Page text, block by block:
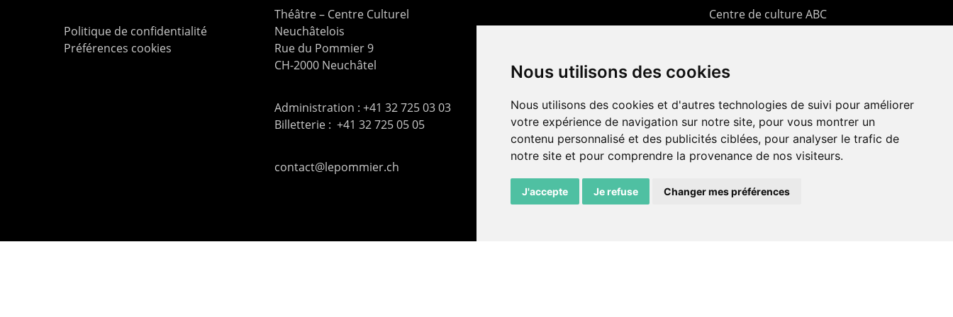
Nous utilisons des cookies
Nous utilisons des cookies et d'autres technologies de suivi pour améliorer
votre expérience de navigation sur notre site, pour vous montrer un
contenu personnalisé et des publicités ciblées, pour analyser le trafic de
notre site et pour comprendre la provenance de nos visiteurs.
J'accepte Je refuse Changer mes préférences
Politique de confidentialité
Préférences cookies
Théâtre – Centre Culturel
Neuchâtelois
Rue du Pommier 9
CH-2000 Neuchâtel
Administration : +41 32 725 03 03
Billetterie : +41 32 725 05 05
contact@lepommier.ch
Centre de culture ABC